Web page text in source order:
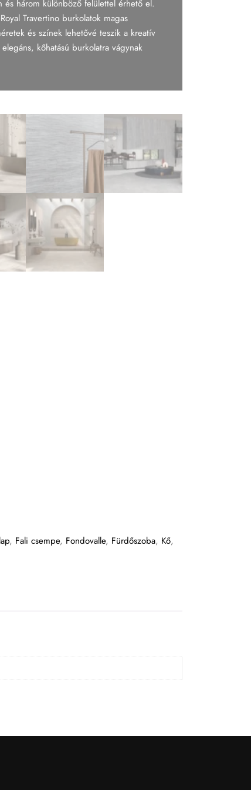
és három különböző felülettel érhető el.
Travertino burkolatok magas
és színek lehetővé teszik a kreatív
kőhatású burkolatra vágynak
, Fali csempe, Fondovalle, Fürdőszoba, Kő,